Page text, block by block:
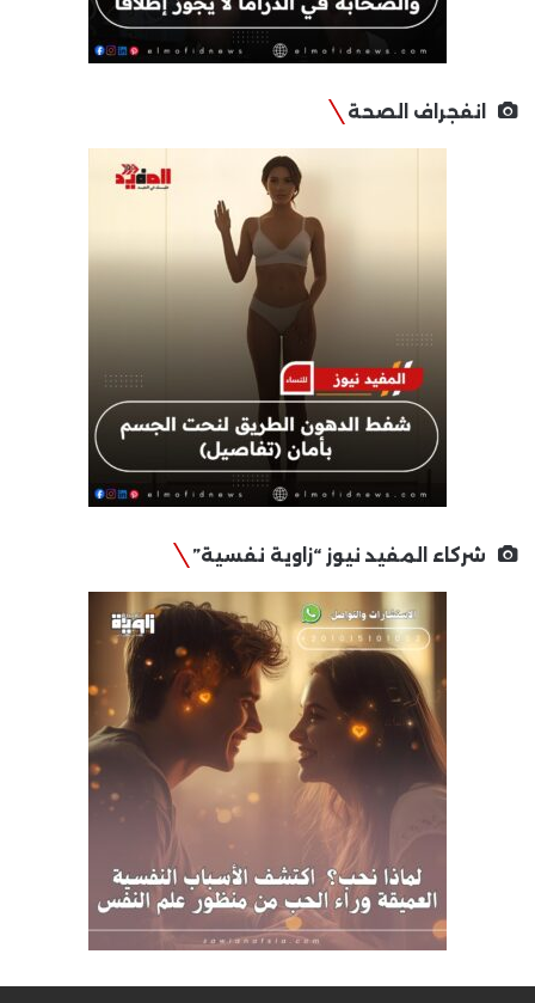
انفجراف الصحة
شركاء المفيد نيوز “زاوية نفسية”